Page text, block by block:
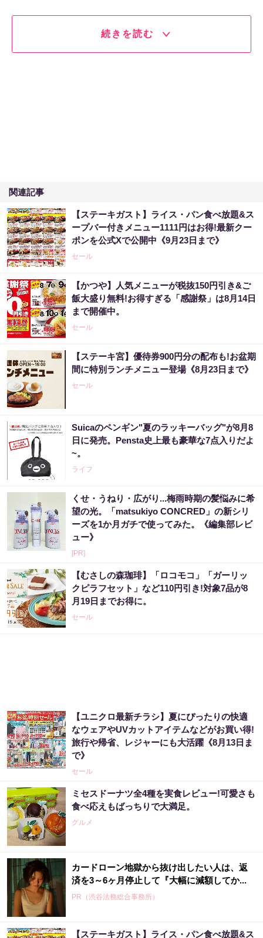
続きを読む
関連記事
【ステーキガスト】ライス・パン食べ放題&ス
ープバー付きメニュー1111円はお得!最新クー
ポンを公式Xで公開中《9月23日まで》
セール
【かつや】人気メニューが税抜150円引き&ご
飯大盛り無料!お得すぎる「感謝祭」は8月14日
まで開催中。
セール
【ステーキ宮】優待券900円分の配布も!お盆期
間に特別ランチメニュー登場《8月23日まで》
セール
Suicaのペンギン"夏のラッキーバッグ"が8月8
日に発売。Pensta史上最も豪華な7点入りだよ
~。
ライフ
くせ・うねり・広がり...梅雨時期の髪悩みに希
望の光。「matsukiyo CONCRED」の新シリ
ーズを1か月ガチで使ってみた。《編集部レビ
ュー》
[PR]
【むさしの森珈琲】「ロコモコ」「ガーリッ
クピラフセット」など110円引き!対象7品が8
月19日までお得に。
セール
【ユニクロ最新チラシ】夏にぴったりの快適
なウェアやUVカットアイテムなどがお買い得!
旅行や帰省、レジャーにも大活躍《8月13日ま
で》
セール
ミセスドーナツ全4種を実食レビュー!可愛さも
食べ応えもばっちりで大満足。
グルメ
カードローン地獄から抜け出したい人は、返
済を3～6ヶ月停止して『大幅に減額してか...
PR（渋谷法務総合事務所）
【ステーキガスト】ライス・パン食べ放題&ス